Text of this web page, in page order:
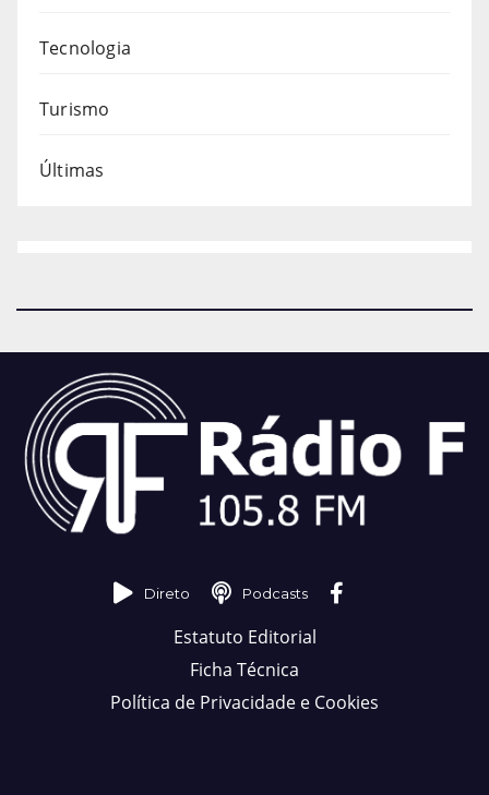
Tecnologia
Turismo
Últimas
Direto Podcasts
Estatuto Editorial
Ficha Técnica
Política de Privacidade e Cookies